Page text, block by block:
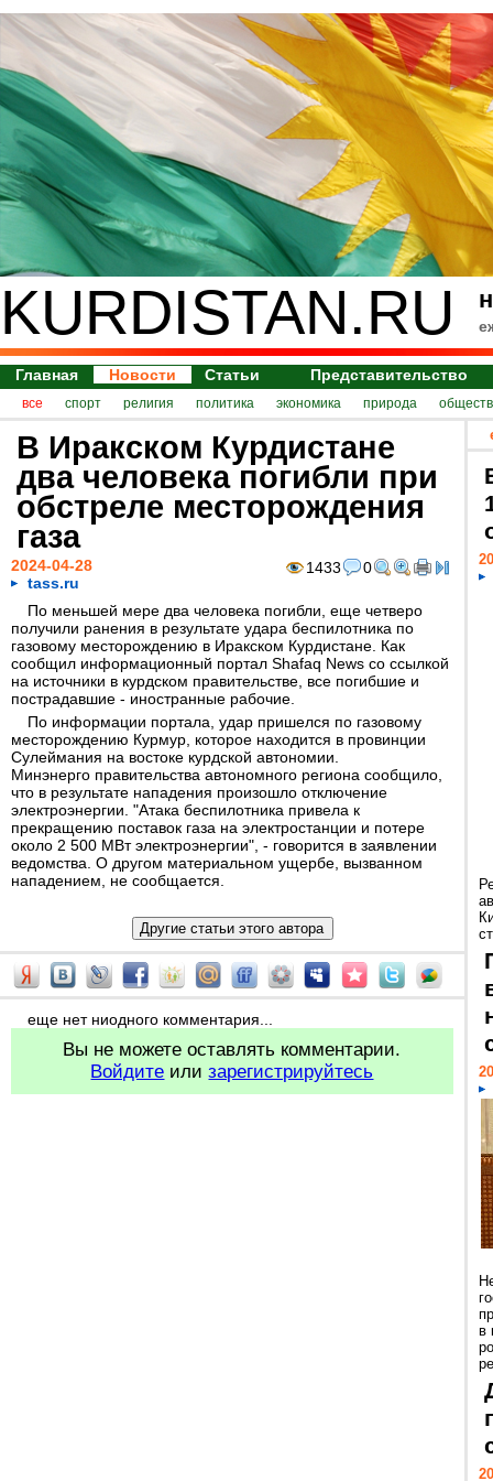
KURDISTAN.RU
Главная Новости Статьи Представительство
все спорт религия политика экономика природа
В Иракском Курдистане
два человека погибли при
обстреле месторождения
газа
1433 0
2024-04-28
tass.ru
По меньшей мере два человека погибли, еще четверо
получили ранения в результате удара беспилотника по
газовому месторождению в Иракском Курдистане. Как
сообщил информационный портал Shafaq News со ссылкой
на источники в курдском правительстве, все погибшие и
пострадавшие - иностранные рабочие.
По информации портала, удар пришелся по газовому
месторождению Курмур, которое находится в провинции
Сулеймания на востоке курдской автономии.
Минэнерго правительства автономного региона сообщило,
что в результате нападения произошло отключение
электроэнергии. "Атака беспилотника привела к
прекращению поставок газа на электростанции и потере
около 2 500 МВт электроэнергии", - говорится в заявлении
ведомства. О другом материальном ущербе, вызванном
нападением, не сообщается.
еще нет ниодного комментария...
Вы не можете оставлять комментарии.
Войдите илизарегистрируйтесь
в